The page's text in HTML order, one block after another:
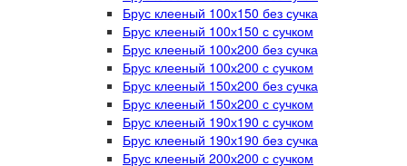
Брус клееный 100х150 без сучка
Брус клееный 100х150 с сучком
Брус клееный 100х200 без сучка
Брус клееный 100х200 с сучком
Брус клееный 150х200 без сучка
Брус клееный 150х200 с сучком
Брус клееный 190х190 с сучком
Брус клееный 190х190 без сучка
Брус клееный 200х200 с сучком